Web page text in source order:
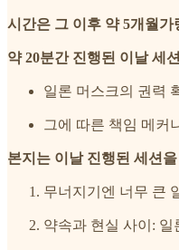
시간은 그 이후 약 5개월
약 20분간 진행된 이날 세
일론 머스크의 권력
그에 따른 책임 메커
본지는 이날 진행된 세션
무너지기엔 너무 큰
약속과 현실 사이: